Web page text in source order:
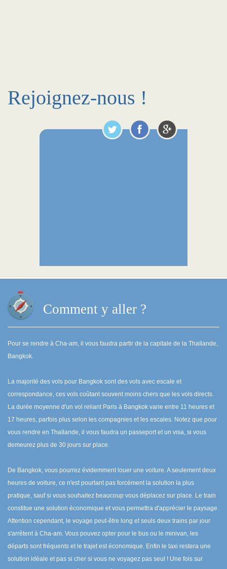
Rejoignez-nous !
Comment y aller ?
Pour se rendre à Cha-am, il vous faudra partir de la capitale de la Thaïlande,
Bangkok.
La majorité des vols pour Bangkok sont des vols avec escale et
correspondance, ces vols coûtant souvent moins chers que les vols directs.
La durée moyenne d'un vol reliant Paris à Bangkok varie entre 11 heures et
17 heures, parfois plus selon les compagnies et les escales. Notez que pour
vous rendre en Thaïlande, il vous faudra un passeport et un visa, si vous
demeurez plus de 30 jours sur place.
De Bangkok, vous pourrez évidemment louer une voiture. A seulement deux
heures de voiture, ce n'est pourtant pas forcément la solution la plus
pratique, sauf si vous souhaitez beaucoup vous déplacez sur place. Le train
constitue une solution économique et vous permettra d'apprécier le paysage.
Attention cependant, le voyage peut-être long et seuls deux trains par jour
s'arrêtent à Cha-am. Vous pouvez opter pour le bus ou le minivan, les
départs sont fréquents et le trajet est économique. Enfin le taxi restera une
solution idéale et pas si cher si vous ne voyagez pas seul ! Une fois sur